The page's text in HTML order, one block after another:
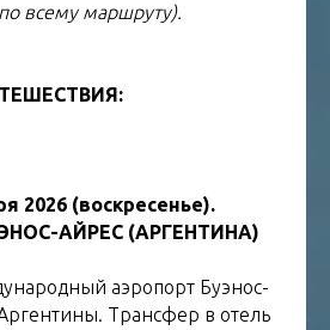
всему маршруту).
2026 (воскресенье).
АЙРЕС (АРГЕНТИНА)
аэропорт Буэнос-
Трансфер в отель